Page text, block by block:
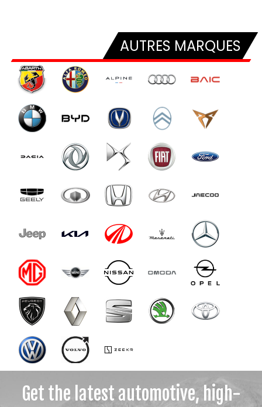
AUTRES MARQUES
Get the latest automotive, high-